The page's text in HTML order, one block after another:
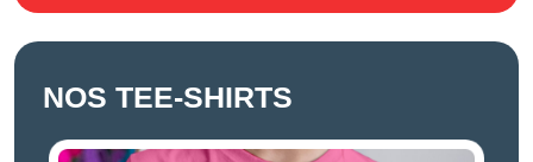
NOS TEE-SHIRTS